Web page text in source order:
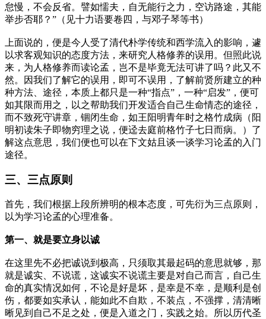
怠慢，不会反省。譬如懦夫，自无能行之力，空访路途，其能
举步否耶？”（见十力语要卷四，与邓子琴等书）
上面说的，便是今人受了清代朴学传统和西学流入的影响，遽
以求客观知识的态度方法，来研究人格修养的误用。但照此说
来，为人格修养而读论孟，岂不是毕竟无法可讲了吗？此又不
然。因我们了解它的误用，即可不误用，了解前贤所建立的种
种方法、途径，本质上都只是一种“指点”，一种“启发”，便可
如其限而用之，以之帮助我们开发适合自己生命情态的途径，
而不致死守讲章，锢闭生命，如王阳明青年时之格竹成病（阳
明初读朱子即物穷理之说，便迳去庭前格竹子七日而病。）了
解这点意思，我们便也可以在下文姑且谈一谈学习论孟的入门
途径。
三、三点原则
首先，我们根据上段所辨明的根本态度，可先衍为三点原则，
以为学习论孟的心理准备。
第一、就是要立身以诚
在这里先不必把诚说到极高，只须取其最起码的意思就够，那
就是诚实、不说谎，这诚实不说谎主要是对自己而言，自己生
命的真实情况如何，不论是好是坏，是幸是不幸，是顺利是创
伤，都要如实承认，能如此不自欺，不装点，不强撑，清清晰
晰见到自己不足之处，便是入道之门，实践之始。所以历代圣